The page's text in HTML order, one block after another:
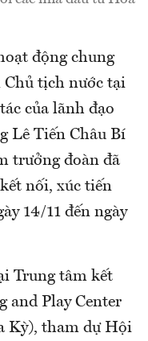
động chung
tịch nước tại
của lãnh đạo
Lê Tiến Châu Bí
trưởng đoàn đã
nối, xúc tiến
14/11 đến ngày
Trung tâm kết
and Play Center
Kỳ), tham dự Hội